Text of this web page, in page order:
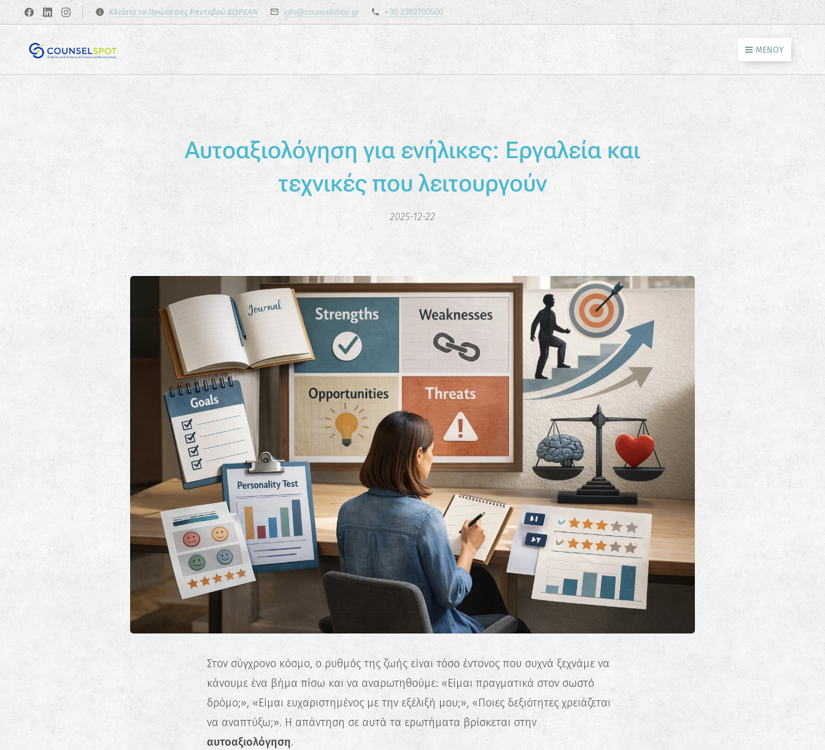
Κλείστε το Πρώτο σας Ραντεβού ΔΩΡΕΑΝ info@counselshop.gr +30 2382700500
ΜΕΝΟΎ
Αυτοαξιολόγηση για ενήλικες: Εργαλεία και
τεχνικές που λειτουργούν
2025-12-22
Στον σύγχρονο κόσμο, ο ρυθμός της ζωής είναι τόσο έντονος που συχνά ξεχνάμε να
κάνουμε ένα βήμα πίσω και να αναρωτηθούμε: «Είμαι πραγματικά στον σωστό
δρόμο;», «Είμαι ευχαριστημένος με την εξέλιξή μου;», «Ποιες δεξιότητες χρειάζεται
να αναπτύξω;». Η απάντηση σε αυτά τα ερωτήματα βρίσκεται στην
αυτοαξιολόγηση.